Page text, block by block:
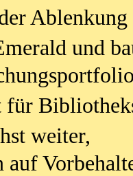
Ablenkung
und
weiter,